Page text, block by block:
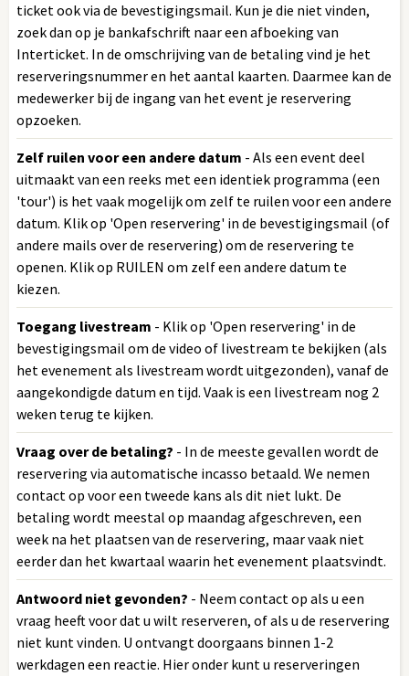
ticket ook via de bevestigingsmail. Kun je die niet vinden,
zoek dan op je bankafschrift naar een afboeking van
Interticket. In de omschrijving van de betaling vind je het
reserveringsnummer en het aantal kaarten. Daarmee kan de
medewerker bij de ingang van het event je reservering
opzoeken.
Zelf ruilen voor een andere datum - Als een event deel
uitmaakt van een reeks met een identiek programma (een
'tour') is het vaak mogelijk om zelf te ruilen voor een andere
datum. Klik op 'Open reservering' in de bevestigingsmail (of
andere mails over de reservering) om de reservering te
openen. Klik op RUILEN om zelf een andere datum te
kiezen.
Toegang livestream - Klik op 'Open reservering' in de
bevestigingsmail om de video of livestream te bekijken (als
het evenement als livestream wordt uitgezonden), vanaf de
aangekondigde datum en tijd. Vaak is een livestream nog 2
weken terug te kijken.
Vraag over de betaling? - In de meeste gevallen wordt de
reservering via automatische incasso betaald. We nemen
contact op voor een tweede kans als dit niet lukt. De
betaling wordt meestal op maandag afgeschreven, een
week na het plaatsen van de reservering, maar vaak niet
eerder dan het kwartaal waarin het evenement plaatsvindt.
Antwoord niet gevonden? - Neem contact op als u een
vraag heeft voor dat u wilt reserveren, of als u de reservering
niet kunt vinden. U ontvangt doorgaans binnen 1-2
werkdagen een reactie. Hier onder kunt u reserveringen